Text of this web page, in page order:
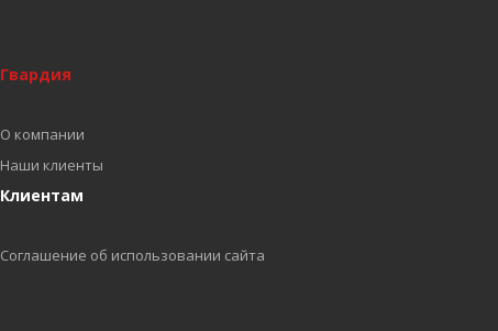
Гвардия
О компании
Наши клиенты
Клиентам
Соглашение об использовании сайта